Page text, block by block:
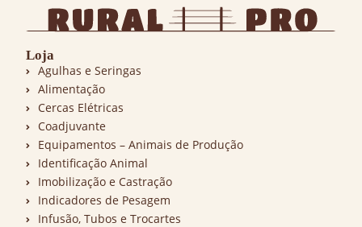
Loja
Agulhas e Seringas
Alimentação
Cercas Elétricas
Coadjuvante
Equipamentos – Animais de Produção
Identificação Animal
Imobilização e Castração
Indicadores de Pesagem
Infusão, Tubos e Trocartes